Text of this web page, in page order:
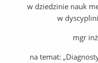
w dziedzinie nauk
w
mgr
na temat: